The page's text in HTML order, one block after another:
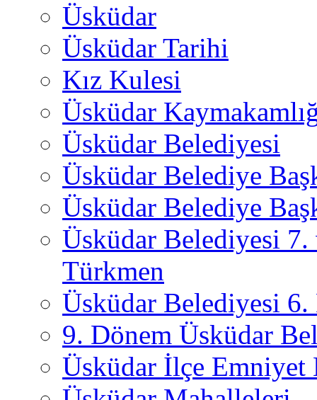
Üsküdar
Üsküdar Tarihi
Kız Kulesi
Üsküdar
Üsküdar Belediyesi
Üsküdar Belediye
Üsküdar Belediye
Üsküdar Belediyesi
Türkmen
Üsküdar Belediyesi 6.
9. Dönem Üsküdar
Üsküdar İlçe